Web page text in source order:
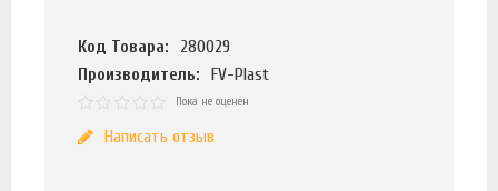
Код Товара:
280029
Производитель:
FV-Plast
Пока не оценен
Написать отзыв